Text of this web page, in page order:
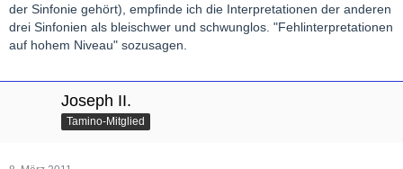
der Sinfonie gehört), empfinde ich die Interpretationen der anderen
drei Sinfonien als bleischwer und schwunglos. "Fehlinterpretationen
auf hohem Niveau" sozusagen.
Joseph II.
Tamino-Mitglied